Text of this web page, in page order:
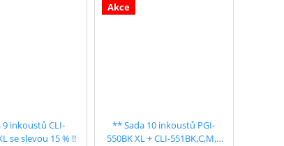
inkoustů CLI-
se slevou 15 % !!
Akce
** Sada 10 inkoustů PGI-
550BK XL + CLI-551BK,C,M,Y